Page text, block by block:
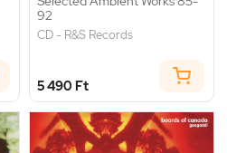
92
CD - R&S Records
5 490 Ft